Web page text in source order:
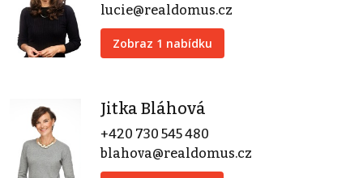
lucie@realdomus.cz
Zobraz 1 nabídku
Jitka Bláhová
+420 730 545 480
blahova@realdomus.cz